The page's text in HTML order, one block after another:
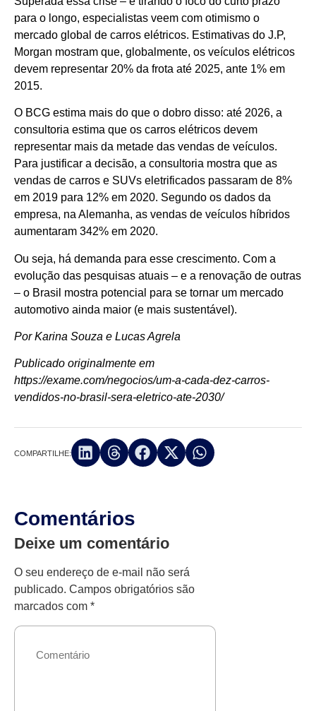
para o longo, especialistas veem com otimismo o
mercado global de carros elétricos. Estimativas do J.P,
Morgan mostram que, globalmente, os veículos elétricos
devem representar 20% da frota até 2025, ante 1% em
2015.
O BCG estima mais do que o dobro disso: até 2026, a
consultoria estima que os carros elétricos devem
representar mais da metade das vendas de veículos.
Para justificar a decisão, a consultoria mostra que as
vendas de carros e SUVs eletrificados passaram de 8%
em 2019 para 12% em 2020. Segundo os dados da
empresa, na Alemanha, as vendas de veículos híbridos
aumentaram 342% em 2020.
Ou seja, há demanda para esse crescimento. Com a
evolução das pesquisas atuais – e a renovação de outras
– o Brasil mostra potencial para se tornar um mercado
automotivo ainda maior (e mais sustentável).
Por Karina Souza e Lucas Agrela
Publicado originalmente em
https://exame.com/negocios/um-a-cada-dez-carros-
vendidos-no-brasil-sera-eletrico-ate-2030/
COMPARTILHE:
Comentários
Deixe um comentário
O seu endereço de e-mail não será
publicado. Campos obrigatórios são
marcados com *